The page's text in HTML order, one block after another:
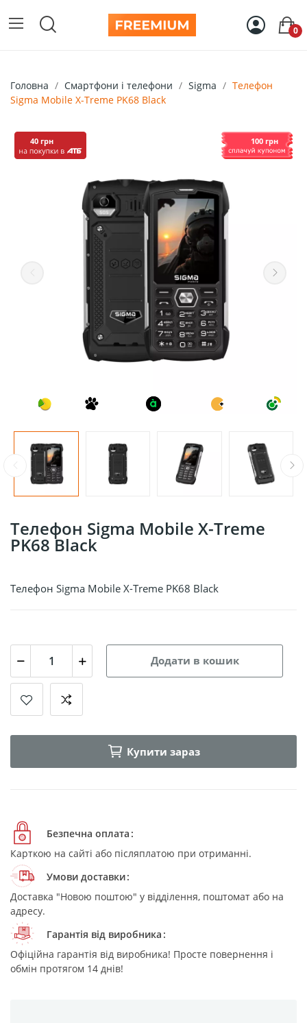
0
Головна Смартфони і телефони Sigma
Телефон
Sigma Mobile X-Treme PK68 Black
40 грн 100 грн
Телефон Sigma Mobile X-Treme
PK68 Black
Телефон Sigma Mobile X-Treme PK68 Black
Додати в кошик
Купити зараз
Безпечна оплата
Карткою на сайті або післяплатою при отриманні.
Умови доставки
Доставка "Новою поштою" у відділення, поштомат або на
адресу.
Гарантія від виробника
Офіційна гарантія від виробника! Просте повернення і
обмін протягом 14 днів!